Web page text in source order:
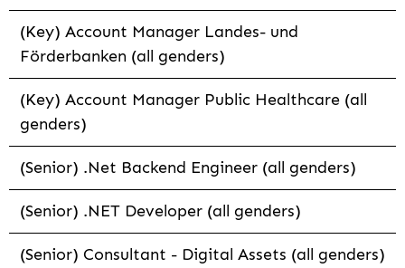
(Key) Account Manager Landes- und
Förderbanken (all genders)
(Key) Account Manager Public Healthcare (all
genders)
(Senior) .Net Backend Engineer (all genders)
(Senior) .NET Developer (all genders)
(Senior) Consultant - Digital Assets (all genders)